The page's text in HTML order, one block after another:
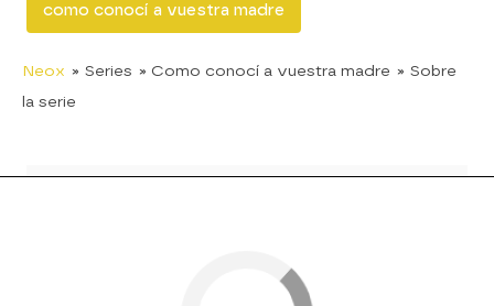
como conocí a vuestra madre
Neox » Series » Como conocí a vuestra madre » Sobre
la serie